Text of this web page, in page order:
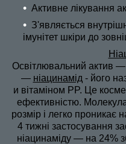
Активне лікування
З'являється
імунітет шкіри до
Освітлювальний актив —
— ніацинамід - його
и вітаміном PP. Це
ефективністю.
розмір і легко проникає
4 тижні застосування
ніацинаміду — на 24%